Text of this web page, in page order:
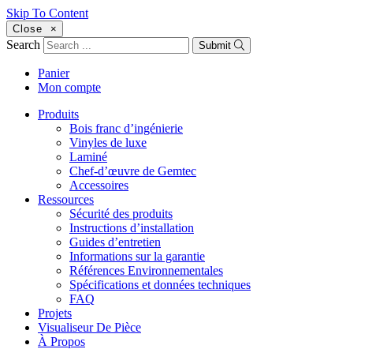
Skip To Content
Close ×
Search Submit
Panier
Mon compte
Produits
Bois franc d’ingénierie
Vinyles de luxe
Laminé
Chef-d’œuvre de Gemtec
Accessoires
Ressources
Sécurité des produits
Instructions d’installation
Guides d’entretien
Informations sur la garantie
Références Environnementales
Spécifications et données techniques
FAQ
Projets
Visualiseur De Pièce
À Propos